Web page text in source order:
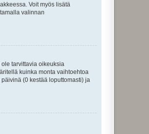
Voit myös lisätä
valinnan
tarvittavia oikeuksia
kuinka monta vaihtoehtoa
(0 kestää loputtomasti) ja